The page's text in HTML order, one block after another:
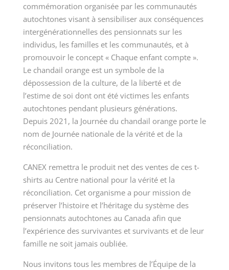
commémoration organisée par les communautés
autochtones visant à sensibiliser aux conséquences
intergénérationnelles des pensionnats sur les
individus, les familles et les communautés, et à
promouvoir le concept « Chaqueenfant compte ».
Le chandail orange est un symbole de la
dépossession de la culture, de la liberté et de
l’estime de soi dont ont été victimes les enfants
autochtones pendant plusieurs générations.
Depuis 2021, la Journée du chandail orange porte le
nom de Journée nationale de la vérité et de la
réconciliation.
CANEX remettra le produit net des ventes de ces t-
shirts au Centre national pour la vérité et la
réconciliation. Cet organisme a pour mission de
préserver l’histoire et l’héritage du système des
pensionnats autochtones au Canada afin que
l’expérience des survivantes et survivants et de leur
famille ne soit jamais oubliée.
Nous invitons tous les membres de l’Équipe de la